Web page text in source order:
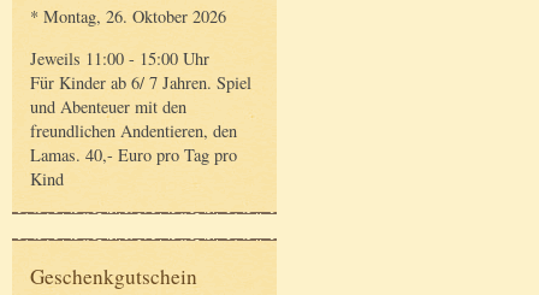
* Montag, 26. Oktober 2026
Jeweils 11:00 - 15:00 Uhr
Für Kinder ab 6/ 7 Jahren. Spiel
und Abenteuer mit den
freundlichen Andentieren, den
Lamas. 40,- Euro pro Tag pro
Kind
Geschenkgutschein